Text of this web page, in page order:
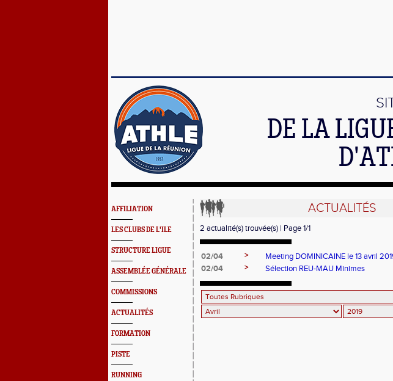
DE LA
AFFILIATION
LES CLUBS DE L'ILE
STRUCTURE LIGUE
ASSEMBLÉE GÉNÉRALE
COMMISSIONS
ACTUALITÉS
FORMATION
PISTE
RUNNING
ACTUALITÉS
2 actualité(s) trouvée(s) | Page 1/1
02/04 >
Meeting DOMINICAINE le 13 avril
02/04
> Sélection REU-MAU Minimes